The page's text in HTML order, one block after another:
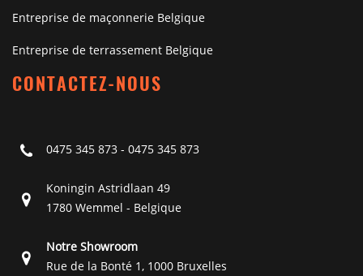
Entreprise de maçonnerie Belgique
Entreprise de terrassement Belgique
CONTACTEZ-NOUS
0475 345 873 - 0475 345 873
Koningin Astridlaan 49
1780 Wemmel - Belgique
Notre Showroom
Rue de la Bonté 1, 1000 Bruxelles